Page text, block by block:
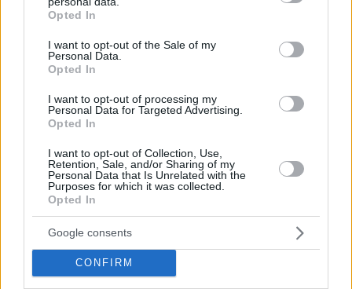
grant or deny consent to Google and its third-party tags to
use your data for below specified purposes in below Google
consent section.
Opted In
I want to opt-out of the Sale of my
Personal Data.
Opted In
I want to opt-out of processing my
Personal Data for Targeted Advertising.
Opted In
I want to opt-out of Collection, Use,
Retention, Sale, and/or Sharing of my
Personal Data that Is Unrelated with the
Purposes for which it was collected.
Opted In
Google consents
CONFIRM
ΑΠΑΝΤΗΣΗ
Πατήρ Κλαπαμένιος
Ένας παπάς από την εκκλησία με δίκυκλο " παπάκι "
και το κασελάκι από πίσω με την ιερή επιγραφή "
ντελίβερυ..............................
ΑΠΑΝΤΗΣΗ
Λυκούργος
08.04.2020, 18:41
Αγίουίουίουίουίου θα τους κουβαλάνε μετά τα
ασθενοφόρα. Όποιος έχει σταυρό στη πόρτα